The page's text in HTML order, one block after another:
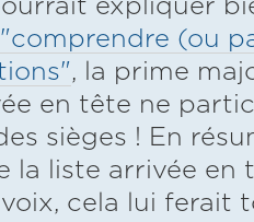
expliquer
(ou
, la prime
en tête ne
sièges ! En
la liste arrivée en
cela lui ferait